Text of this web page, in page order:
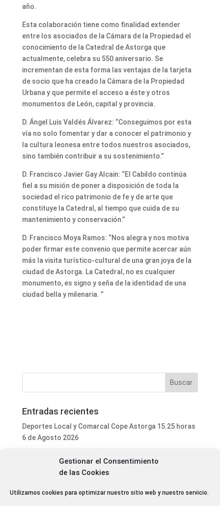
Gestionar el Consentimiento
de las Cookies
Utilizamos cookies para optimizar nuestro sitio web y nuestro servicio.
año.
Esta colaboración tiene como finalidad extender
entre los asociados de la Cámara de la Propiedad el
conocimiento de la Catedral de Astorga que
actualmente, celebra su 550 aniversario. Se
incrementan de esta forma las ventajas de la tarjeta
de socio que ha creado la Cámara de la Propiedad
Urbana y que permite el acceso a éste y otros
monumentos de León, capital y provincia.
D. Ángel Luis Valdés Álvarez: “Conseguimos por esta
vía no solo fomentar y dar a conocer el patrimonio y
la cultura leonesa entre todos nuestros asociados,
sino también contribuir a su sostenimiento.”
D. Francisco Javier Gay Alcain: “El Cabildo continúa
fiel a su misión de poner a disposición de toda la
sociedad el rico patrimonio de fe y de arte que
constituye la Catedral, al tiempo que cuida de su
mantenimiento y conservación.”
D. Francisco Moya Ramos: “Nos alegra y nos motiva
poder firmar este convenio que permite acercar aún
más la visita turístico-cultural de una gran joya de la
ciudad de Astorga. La Catedral, no es cualquier
monumento, es signo y seña de la identidad de una
ciudad bella y milenaria. ”
Entradas recientes
Deportes Local y Comarcal Cope Astorga 15.25 horas
6 de Agosto 2026
Luis Fernández Terrón dona 1.020 euros a la